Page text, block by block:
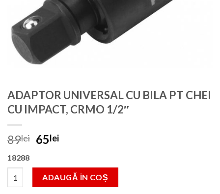
ADAPTOR UNIVERSAL CU BILA PT CHEI
CU IMPACT, CRMO 1/2″
89lei Prețul
fost:
89lei.
65leiPrețul
65lei.
18288
Cantitate ADAPTOR UNIVERSAL CU BILA PT CHEI CU IMPACT,
ADAUGĂ ÎN COȘ